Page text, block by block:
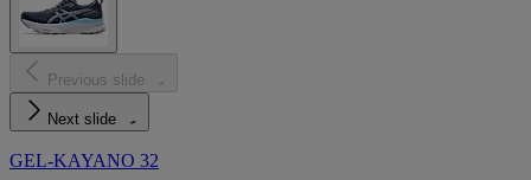
Previous slide
Next slide
GEL-KAYANO 32